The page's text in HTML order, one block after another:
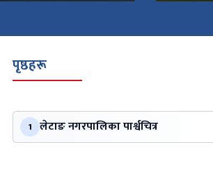
पृष्ठहरू
1 लेटाङ नगरपालिका पार्श्वचित्र